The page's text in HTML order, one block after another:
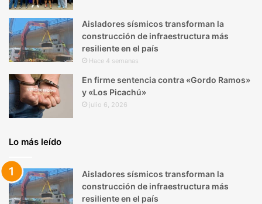
Aisladores sísmicos transforman la
construcción de infraestructura más
resiliente en el país
Hace 4 semanas
En firme sentencia contra «Gordo Ramos»
y «Los Picachú»
julio 6, 2026
Lo más leído
Aisladores sísmicos transforman la
construcción de infraestructura más
resiliente en el país